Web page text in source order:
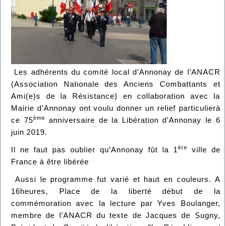
Les adhérents du comité local d’Annonay de l’ANACR
(Association Nationale des Anciens Combattants et
Ami(e)s de la Résistance) en collaboration avec la
Mairie d’Annonay ont voulu donner un relief particulierà
ce 75ème
anniversaire de la Libération d’Annonay le 6
juin 2019.
Il ne faut pas oublier qu’Annonay fût la 1ère
ville de
France à être libérée
Aussi le programme fut varié et haut en couleurs. A
16heures, Place de la liberté début de la
commémoration avec la lecture par Yves Boulanger,
membre de l’ANACR du texte de Jacques de Sugny,